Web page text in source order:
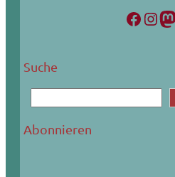
Facebook InstagramMastodon
Suche
u
c
Abonnieren